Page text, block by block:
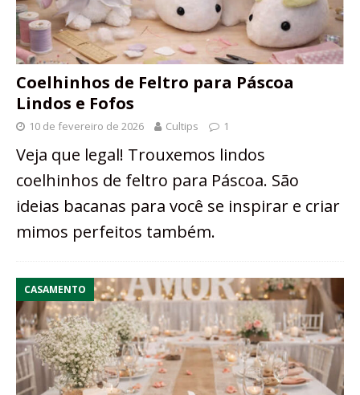
Coelhinhos de Feltro para Páscoa
Lindos e Fofos
10 de fevereiro de 2026 Cultips 1
Veja que legal! Trouxemos lindos
coelhinhos de feltro para Páscoa. São
ideias bacanas para você se inspirar e criar
mimos perfeitos também.
CASAMENTO